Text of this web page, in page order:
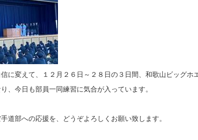
に変えて、１２月２６日～２８日の３日間、和歌山ビッグホ
、今日も部員一同練習に気合が入っています。
道部への応援を、どうぞよろしくお願い致します。